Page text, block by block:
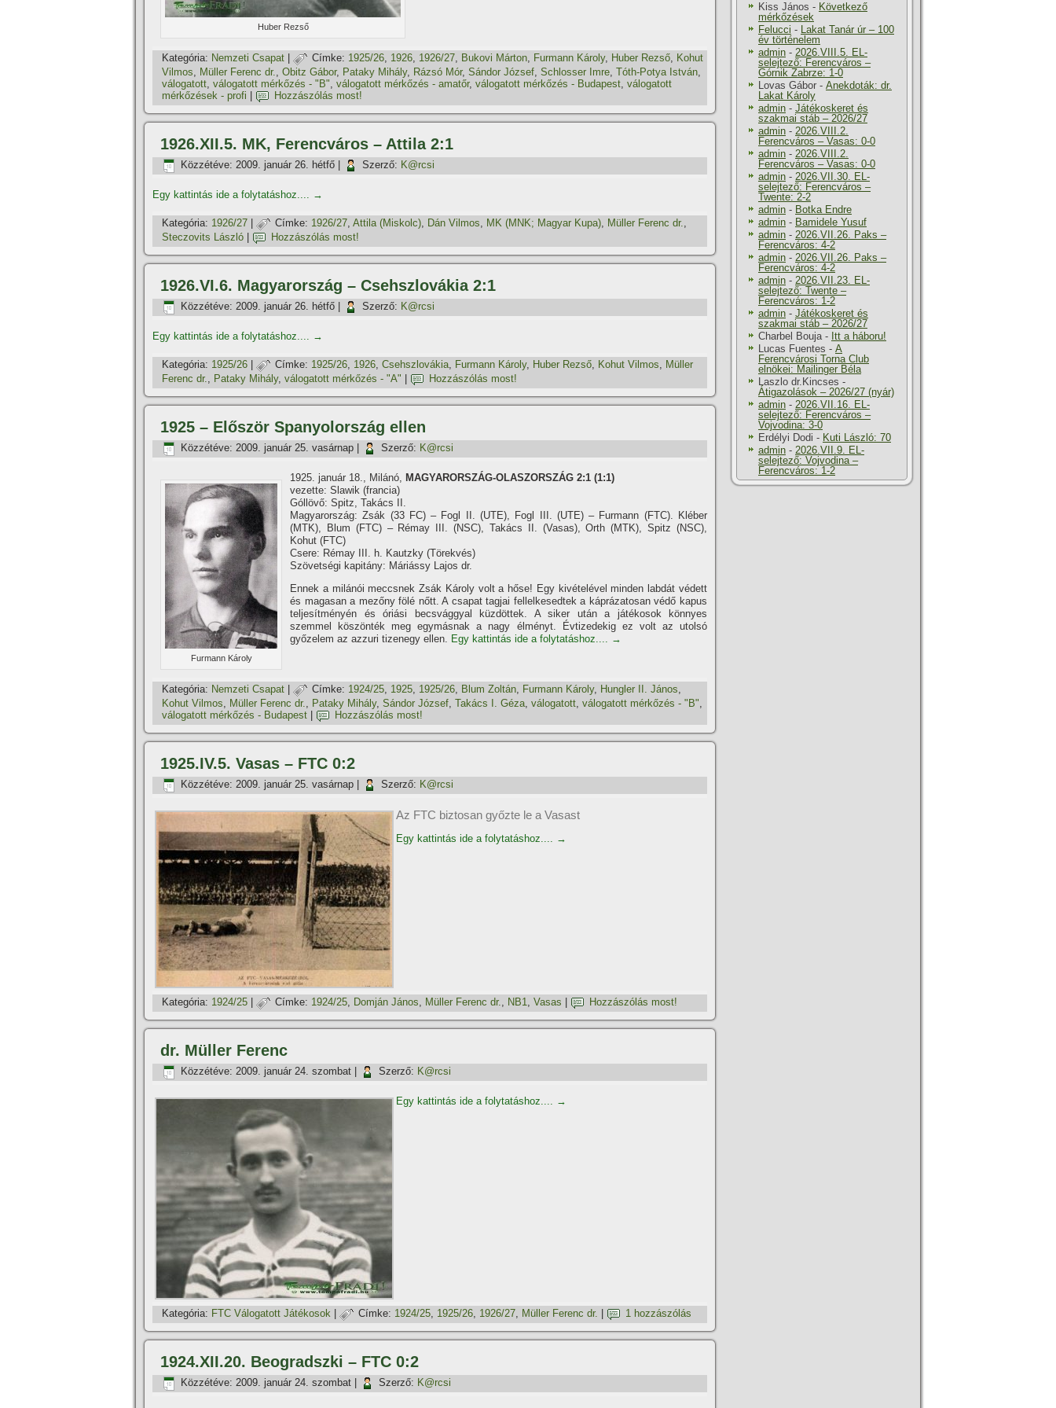
Huber Rezső
Kategória: Nemzeti Csapat Címke: 1925/26, 1926, 1926/27, Bukovi Márton, Furmann Károly, Huber Rezső, Kohut
Vilmos, Müller Ferenc dr., Obitz Gábor, Pataky Mihály, Rázsó Mór, Sándor József, Schlosser Imre, Tóth-Potya István,
válogatott, válogatott mérkőzés - "B", válogatott mérkőzés - amatőr, válogatott mérkőzés - Budapest, válogatott
mérkőzések - profi
Hozzászólás most!
1926.XII.5. MK, Ferencváros – Attila 2:1
Közzétéve: 2009. január 26. hétfő Szerző: K@rcsi
Egy kattintás ide a folytatáshoz.... →
Kategória: 1926/27 Címke: 1926/27, Attila (Miskolc), Dán Vilmos, MK (MNK; Magyar Kupa), Müller Ferenc dr.,
Steczovits László
Hozzászólás most!
1926.VI.6. Magyarország – Csehszlovákia 2:1
Közzétéve: 2009. január 26. hétfő Szerző: K@rcsi
Egy kattintás ide a folytatáshoz.... →
Kategória: 1925/26 Címke: 1925/26, 1926, Csehszlovákia, Furmann Károly, Huber Rezső, Kohut Vilmos, Müller
Ferenc dr., Pataky Mihály, válogatott mérkőzés - "A" Hozzászólás most!
1925 – Először Spanyolország ellen
Közzétéve: 2009. január 25. vasárnap Szerző: K@rcsi
Furmann Károly
1925. január 18., Milánó, MAGYARORSZÁG-OLASZORSZÁG 2:1 (1:1)
vezette: Slawik (francia)
Góllövő: Spitz, Takács II.
Magyarország: Zsák (33 FC) – Fogl II. (UTE), Fogl III. (UTE) – Furmann (FTC). Kléber
(MTK), Blum (FTC) – Rémay III. (NSC), Takács II. (Vasas), Orth (MTK), Spitz (NSC),
Kohut (FTC)
Csere: Rémay III. h. Kautzky (Törekvés)
Szövetségi kapitány: Máriássy Lajos dr.
Ennek a milánói meccsnek Zsák Károly volt a hőse! Egy kivételével minden labdát védett
és magasan a mezőny fölé nőtt. A csapat tagjai fellelkesedtek a káprázatosan védő kapus
teljesí­tményén és óriási becsvággyal küzdöttek. A siker után a játékosok könnyes
szemmel köszönték meg egymásnak a nagy élményt. Évtizedekig ez volt az utolsó
győzelem az azzuri tizenegy ellen. Egy kattintás ide a folytatáshoz.... →
Kategória: Nemzeti Csapat Címke: 1924/25, 1925, 1925/26, Blum Zoltán, Furmann Károly, Hungler II. János,
Kohut Vilmos, Müller Ferenc dr., Pataky Mihály, Sándor József, Takács I. Géza, válogatott, válogatott mérkőzés - "B",
válogatott mérkőzés - Budapest
Hozzászólás most!
1925.IV.5. Vasas – FTC 0:2
Közzétéve: 2009. január 25. vasárnap Szerző: K@rcsi
Az FTC biztosan győzte le a Vasast
Egy kattintás ide a folytatáshoz.... →
Kategória: 1924/25 Címke: 1924/25, Domján János, Müller Ferenc dr., NB1, Vasas Hozzászólás most!
dr. Müller Ferenc
Közzétéve: 2009. január 24. szombat Szerző: K@rcsi
Egy kattintás ide a folytatáshoz.... →
Kategória: FTC Válogatott Játékosok Címke: 1924/25, 1925/26, 1926/27, Müller Ferenc dr. 1 hozzászólás
1924.XII.20. Beogradszki – FTC 0:2
Közzétéve: 2009. január 24. szombat Szerző: K@rcsi
Kiss János - Következő
mérkőzések
Felucci - Lakat Tanár úr – 100
év történelem
admin - 2026.VIII.5. EL-
selejtező: Ferencváros –
Górnik Zabrze: 1-0
Lovas Gábor - Anekdoták: dr.
Lakat Károly
admin - Játékoskeret és
szakmai stáb – 2026/27
admin - 2026.VIII.2.
Ferencváros – Vasas: 0-0
admin - 2026.VIII.2.
Ferencváros – Vasas: 0-0
admin - 2026.VII.30. EL-
selejtező: Ferencváros –
Twente: 2-2
admin - Botka Endre
admin - Bamidele Yusuf
admin - 2026.VII.26. Paks –
Ferencváros: 4-2
admin - 2026.VII.26. Paks –
Ferencváros: 4-2
admin - 2026.VII.23. EL-
selejtező: Twente –
Ferencváros: 1-2
admin - Játékoskeret és
szakmai stáb – 2026/27
Charbel Bouja- Itt a háboru!
Lucas Fuentes - A
Ferencvárosi Torna Club
elnökei: Mailinger Béla
Laszlo dr.Kincses -
Átigazolások – 2026/27 (nyár)
admin - 2026.VII.16. EL-
selejtező: Ferencváros –
Vojvodina: 3-0
Erdélyi Dodi - Kuti László: 70
admin - 2026.VII.9. EL-
selejtező: Vojvodina –
Ferencváros: 1-2